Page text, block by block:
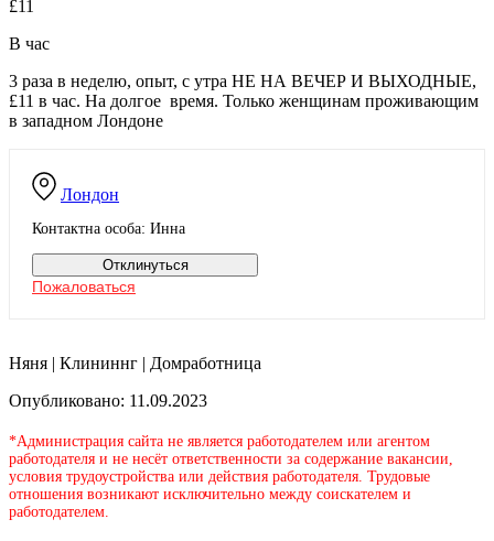
£11
В час
Лондон
Контактна особа: Инна
Отклинуться
Пожаловаться
3 раза в неделю, опыт, с утра НЕ НА ВЕЧЕР И ВЫХОДНЫЕ,
£11 в час. На долгое время. Только женщинам проживающим
в западном Лондоне
Няня | Клининнг | Домработница
Опубликовано: 11.09.2023
*Администрация сайта не является работодателем или агентом
работодателя и не несёт ответственности за содержание вакансии,
условия трудоустройства или действия работодателя. Трудовые
отношения возникают исключительно между соискателем и
работодателем.